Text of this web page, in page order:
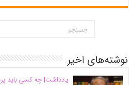
نوشته‌های اخیر
یادداشت| ‌چه کسی باید